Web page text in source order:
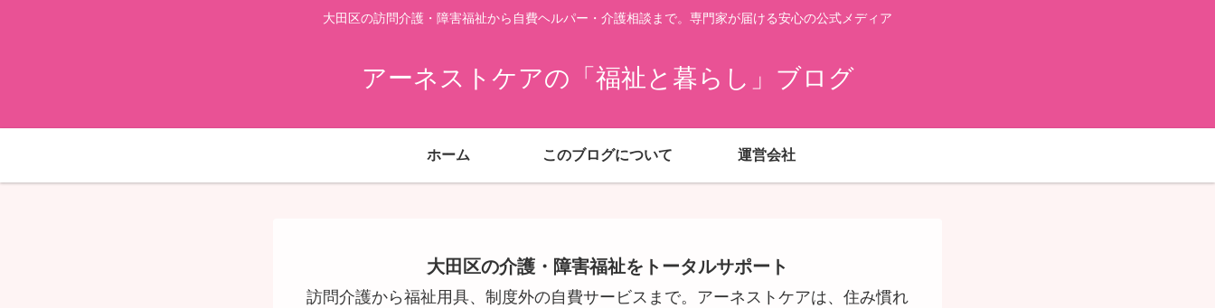
大田区の訪問介護・障害福祉から自費ヘルパー・介護相談まで。専門家が届ける安心の公式メディア
アーネストケアの「福祉と暮らし」ブログ
ホーム このブログについて 運営会社
大田区の介護・障害福祉をトータルサポート
訪問介護から福祉用具、制度外の自費サービスまで。アーネストケアは、住み慣れ